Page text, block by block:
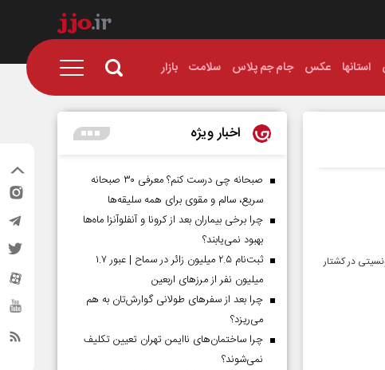
استانها عکس جام جم پلاس سلامت بازار
در کشتار
اخبار ویژه
صبحانه چی درست کنم؟ معرفی ۳۰ صبحانه
سریع، سالم و مقوی برای همه سلیقه‌ها
چرا برخی بیماران بعد از کرونا و آنفلوآنزا ماه‌ها
بهبود نمی‌یابند؟
ثبت‌نام ۲.۵ میلیون زائر در سماح | عبور ۱.۷
میلیون نفر از مرز‌های اربعین
چرا بعد از سفرهای طولانی گوارش‌تان به هم
می‌ریزد؟
چرا ساختمان‌های ناایمن تهران تعیین تکلیف
نمی‌شوند؟